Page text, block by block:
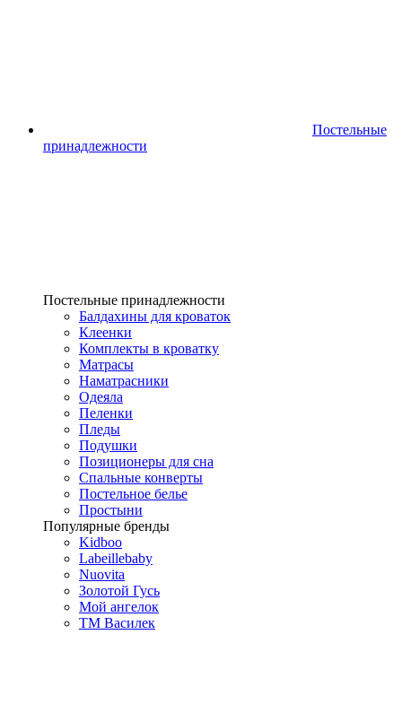
Постельные
принадлежности
Постельные принадлежности
Балдахины для кроваток
Клеенки
Комплекты в кроватку
Матрасы
Наматрасники
Одеяла
Пеленки
Пледы
Подушки
Позиционеры для сна
Спальные конверты
Постельное белье
Простыни
Популярные бренды
Kidboo
Labeillebaby
Nuovita
Золотой Гусь
Мой ангелок
ТМ Василек